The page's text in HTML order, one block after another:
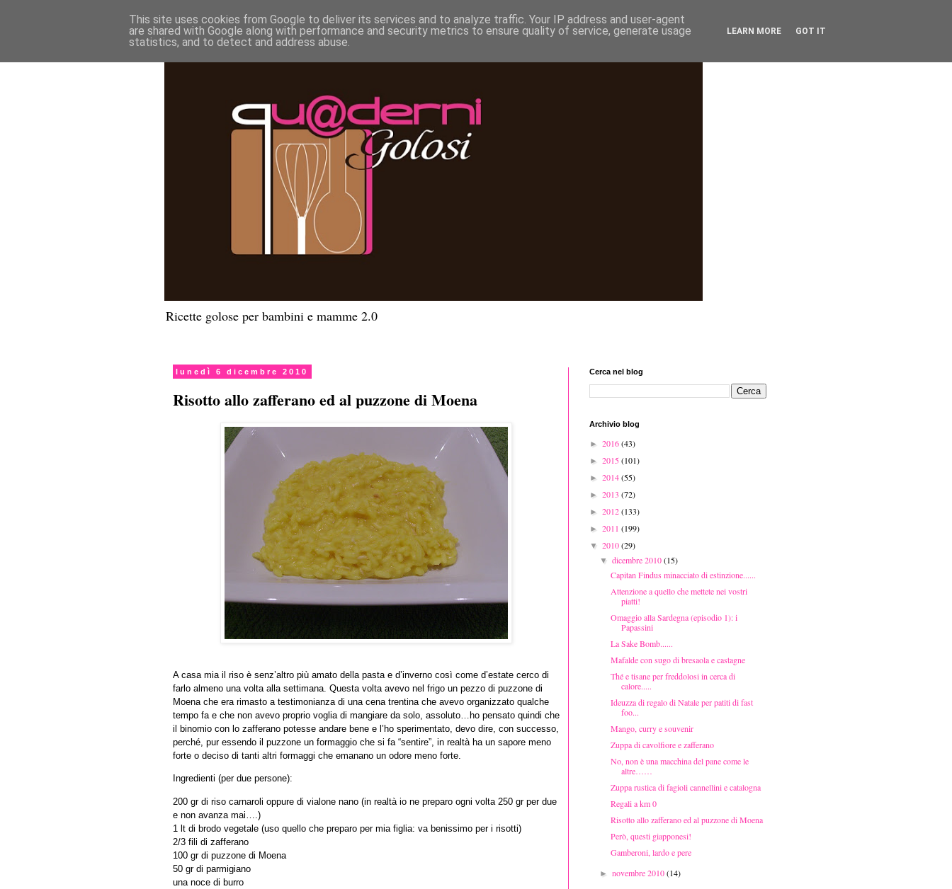
Ricette golose per bambini e mamme 2.0
lunedì 6 dicembre 2010
Risotto allo zafferano ed al puzzone di Moena
A casa mia il riso è senz’altro più amato della pasta e d’inverno così come d’estate cerco di
farlo almeno una volta alla settimana. Questa volta avevo nel frigo un pezzo di puzzone di
Moena che era rimasto a testimonianza di una cena trentina che avevo organizzato qualche
tempo fa e che non avevo proprio voglia di mangiare da solo, assoluto…ho pensato quindi che
il binomio con lo zafferano potesse andare bene e l’ho sperimentato, devo dire, con successo,
perché, pur essendo il puzzone un formaggio che si fa “sentire”, in realtà ha un sapore meno
forte o deciso di tanti altri formaggi che emanano un odore meno forte.
Ingredienti (per due persone):
200 gr di riso carnaroli oppure di vialone nano (in realtà io ne preparo ogni volta 250 gr per due
e non avanza mai….)
1 lt di brodo vegetale (uso quello che preparo per mia figlia: va benissimo per i risotti)
2/3 fili di zafferano
100 gr di puzzone di Moena
50 gr di parmigiano
una noce di burro
Cerca nel blog
Archivio blog
► 2016(43)
► 2015(101)
► 2014(55)
► 2013 (72)
► 2012(133)
► 2011 (199)
▼ 2010(29)
▼dicembre 2010(15)
Capitan Findus minacciato di estinzione......
Attenzione a quello che mettete nei vostri
piatti!
Omaggio alla Sardegna (episodio 1): i
Papassini
La Sake Bomb......
Mafalde con sugo di bresaola e castagne
Thé e tisane per freddolosi in cerca di
calore.....
Ideuzza di regalo di Natale per patiti di fast
foo...
Mango, curry e souvenir
Zuppa di cavolfiore e zafferano
No, non è una macchina del pane come le
altre……
Zuppa rustica di fagioli cannellini e catalogna
Regali a km 0
Risotto allo zafferano ed al puzzone di Moena
Però, questi giapponesi!
Gamberoni, lardo e pere
►novembre 2010(14)
This site uses cookies from Google to deliver its services and to analyze traffic. Your IP address and user-agent
are shared with Google along with performance and security metrics to ensure quality of service, generate usage
statistics, and to detect and address abuse.
LEARN MORE GOT IT